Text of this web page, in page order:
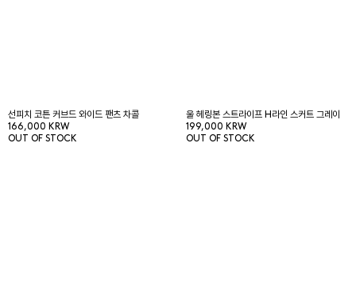
선피치 코튼 커브드 와이드 팬츠 차콜
166,000 KRW
OUT OF STOCK
울 헤링본 스트라이프 H라인 스커트 그레이
199,000 KRW
OUT OF STOCK